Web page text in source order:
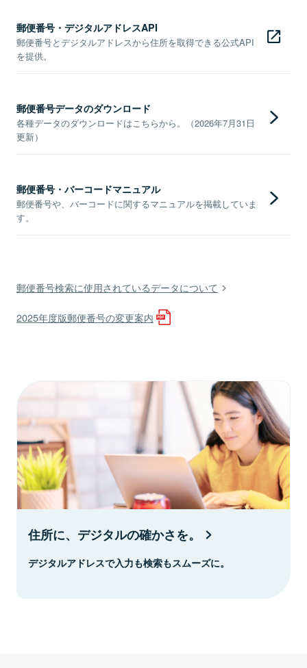
郵便番号・デジタルアドレスAPI
郵便番号とデジタルアドレスから住所を取得できる公式API
を提供。
郵便番号データのダウンロード
各種データのダウンロードはこちらから。（2026年7月31日
更新）
郵便番号・バーコードマニュアル
郵便番号や、バーコードに関するマニュアルを掲載していま
す。
郵便番号検索に使用されているデータについて
2025年度版郵便番号の変更案内
住所に、デジタルの確かさを。
デジタルアドレスで入力も検索もスムーズに。